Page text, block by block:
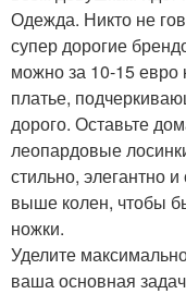
Одежда. Никто не
супер дорогие
можно за 10-15 евро
платье,
дорого. Оставьте
леопардовые
стильно, элегантно
выше колен, чтобы
ножки.
Уделите
ваша основная